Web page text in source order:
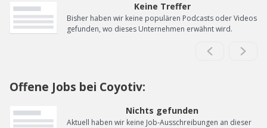
Keine Treffer
Bisher haben wir keine populären Podcasts oder Videos
gefunden, wo dieses Unternehmen erwähnt wird.
Offene Jobs bei Coyotiv:
Nichts gefunden
Aktuell haben wir keine Job-Ausschreibungen an dieser